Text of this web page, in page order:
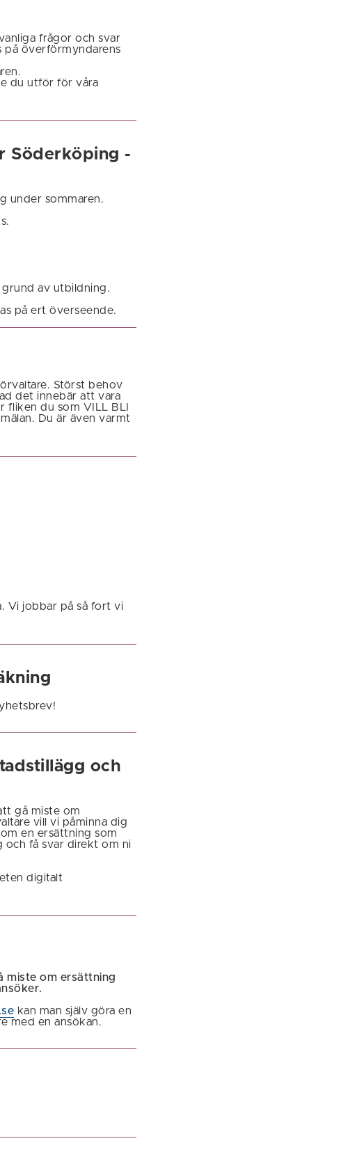
frågor och svar
på överförmyndarens
du utför för våra
Söderköping -
under sommaren.
av utbildning.
på ert överseende.
Störst behov
det innebär att vara
fliken du som VILL BLI
Du är även varmt
Vi jobbar på så fort vi
och
gå miste om
vill vi påminna dig
en ersättning som
och få svar direkt om ni
digitalt
miste om ersättning
kan man själv göra en
med en ansökan.